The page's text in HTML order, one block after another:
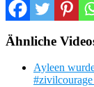
Ähnliche
Ayleen